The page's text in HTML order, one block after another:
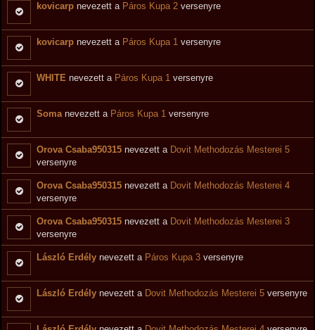
kovicarp nevezett a Páros Kupa 2 versenyre
kovicarp nevezett a Páros Kupa 1 versenyre
WHITE nevezett a Páros Kupa 1 versenyre
Somanevezett a Páros Kupa 1 versenyre
Orova Csaba950315 nevezett a Dovit Methodozás Mesterei 5
versenyre
Orova Csaba950315 nevezett a Dovit Methodozás Mesterei 4
versenyre
Orova Csaba950315 nevezett a Dovit Methodozás Mesterei 3
versenyre
László Erdély nevezett a Páros Kupa 3 versenyre
László Erdély nevezett a Dovit Methodozás Mesterei 5 versenyre